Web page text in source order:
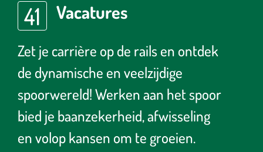
41 Vacatures
Zet je carrière op de rails en ontdek
de dynamische en veelzijdige
spoorwereld! Werken aan het spoor
bied je baanzekerheid, afwisseling
en volop kansen om te groeien.